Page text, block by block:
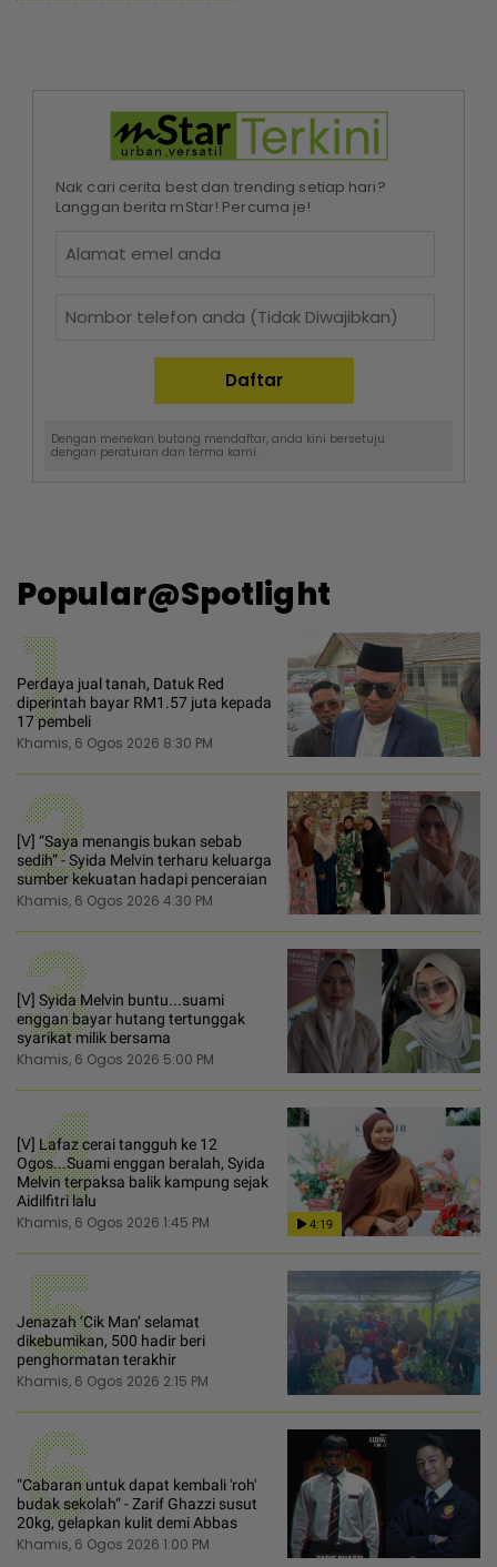
Nak cari cerita best dan trending setiap hari?
Langgan berita mStar! Percuma je!
Dengan menekan butang mendaftar, anda kini bersetuju
dengan peraturan dan terma kami.
Popular@Spotlight
1
Perdaya jual tanah, Datuk Red
diperintah bayar RM1.57 juta kepada
17 pembeli
Khamis, 6 Ogos 2026 8:30 PM
2
[V] “Saya menangis bukan sebab
sedih“ - Syida Melvin terharu keluarga
sumber kekuatan hadapi penceraian
Khamis, 6 Ogos 2026 4:30 PM
3
[V] Syida Melvin buntu...suami
enggan bayar hutang tertunggak
syarikat milik bersama
Khamis, 6 Ogos 2026 5:00 PM
4
[V] Lafaz cerai tangguh ke 12
Ogos...Suami enggan beralah, Syida
Melvin terpaksa balik kampung sejak
Aidilfitri lalu
Khamis, 6 Ogos 2026 1:45 PM 4:19
5
Jenazah ‘Cik Man‘ selamat
dikebumikan, 500 hadir beri
penghormatan terakhir
Khamis, 6 Ogos 2026 2:15 PM
6
“Cabaran untuk dapat kembali 'roh'
budak sekolah“ - Zarif Ghazzi susut
20kg, gelapkan kulit demi Abbas
Khamis, 6 Ogos 2026 1:00 PM